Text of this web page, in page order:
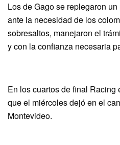
Los de Gago se replegaron
ante la necesidad de los
sobresaltos, manejaron el
y con la confianza necesaria
En los cuartos de final Racing
que el miércoles dejó en el
Montevideo.